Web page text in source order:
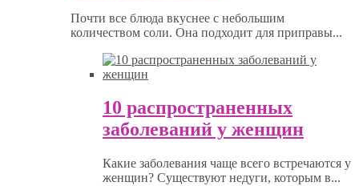
Почти все блюда вкуснее с небольшим
количеством соли. Она подходит для приправы...
10 распространенных
заболеваний у женщин
Какие заболевания чаще всего встречаются у
женщин? Существуют недуги, которым в...